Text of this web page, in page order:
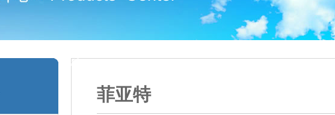
菲亚特